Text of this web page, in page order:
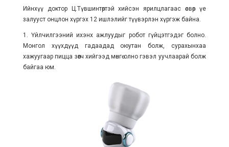
Ийнхүү доктор Ц.Түвшинтөртэй хийсэн ярилцлагаас өсвөр үе
залууст онцлон хүргэх 12 ишлэлийг түүвэрлэн хүргэж байна.
1. Үйлчилгээний ихэнх ажлуудыг робот гүйцэтгэдэг болно.
Монгол хүүхдүүд гадаадад оюутан болж, сурахынхаа
хажуугаар пицца зөөгч хийгээд мөнгө олно гэвэл уучлаарай болж
байгаа юм.